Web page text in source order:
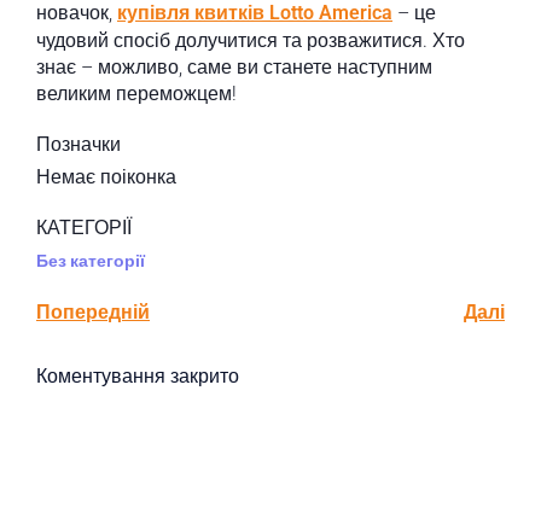
новачок, купівля квитків Lotto America – це
чудовий спосіб долучитися та розважитися. Хто
знає – можливо, саме ви станете наступним
великим переможцем!
Позначки
Немає поіконка
КАТЕГОРІЇ
Без категорії
Попередній Далі
Коментування закрито